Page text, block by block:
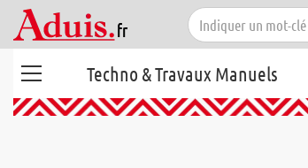
Techno & Travaux Manuels